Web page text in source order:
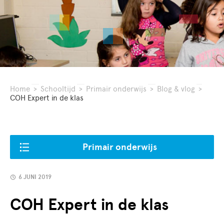
Home > Schooltijd > Primair onderwijs > Blog & vlog >
COH Expert in de klas
Primair onderwijs
6 JUNI 2019
COH Expert in de klas